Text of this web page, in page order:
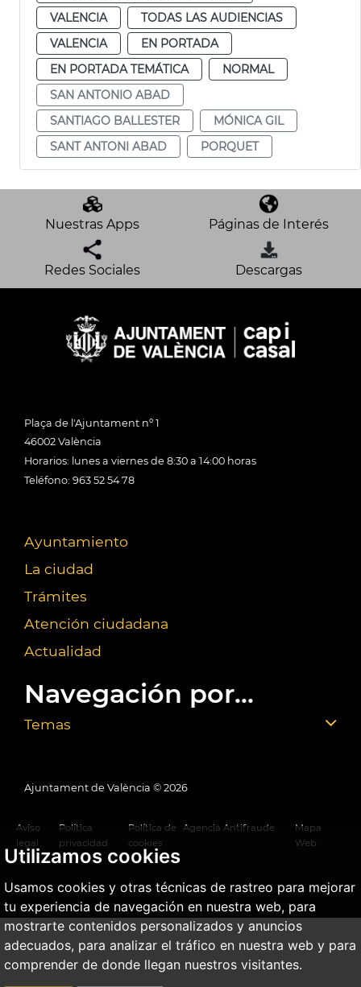
Utilizamos cookies
Usamos cookies y otras técnicas de rastreo para mejorar
tu experiencia de navegación en nuestra web, para
mostrarte contenidos personalizados y anuncios
adecuados, para analizar el tráfico en nuestra web y para
comprender de donde llegan nuestros visitantes.
VALENCIA
TODAS LAS AUDIENCIAS
VALENCIA
EN PORTADA
EN PORTADA TEMÁTICA
NORMAL
SAN ANTONIO ABAD
SANTIAGO BALLESTER
MÓNICA GIL
SANT ANTONI ABAD
PORQUET
Nuestras Apps Páginas de Interés
Redes Sociales Descargas
Plaça de l'Ajuntament nº 1
46002 València
Horarios: lunes a viernes de 8:30 a 14:00 horas
Teléfono: 963 52 54 78
Ayuntamiento
La ciudad
Trámites
Atención ciudadana
Actualidad
Navegación por...
Temas
Ajuntament de València © 2026
Aviso
legal
Política
privacidad
Política de
cookies
Agencia Antifraude
Mapa
Web